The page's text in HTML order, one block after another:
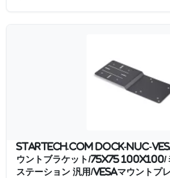
StarTech.com DOCK-NUC-
ウントブラケット/75x75 100x100/
ステーション 汎用/VESAマウントプ